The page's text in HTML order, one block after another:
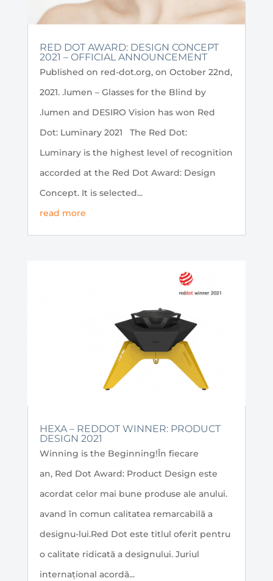
RED DOT AWARD: DESIGN CONCEPT
2021 – OFFICIAL ANNOUNCEMENT
Published on red-dot.org, on October 22nd,
2021. .lumen – Glasses for the Blind by
.lumen and DESIRO Vision has won Red
Dot: Luminary 2021 The Red Dot:
Luminary is the highest level of recognition
accorded at the Red Dot Award: Design
Concept. It is selected...
read more
HEXA – REDDOT WINNER: PRODUCT
DESIGN 2021
Winning is the Beginning!În fiecare
an, Red Dot Award: Product Design este
acordat celor mai bune produse ale anului.
avand în comun calitatea remarcabilă a
designu-lui.Red Dot este titlul oferit pentru
o calitate ridicată a designului. Juriul
internațional acordă...